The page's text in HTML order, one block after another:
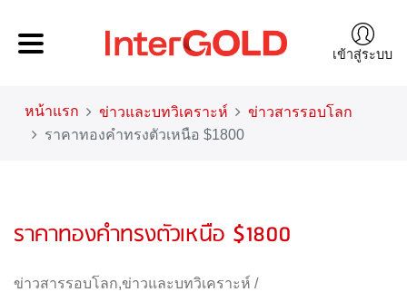
เข้าสู่ระบบ
หน้าแรก ข่าวและบทวิเคราะห์
ข่าวสารรอบโลก
ราคาทองคำทรงตัวเหนือ $1800
ราคาทองคำทรงตัวเหนือ $1800
ข่าวสารรอบโลก,ข่าวและบทวิเคราะห์ /